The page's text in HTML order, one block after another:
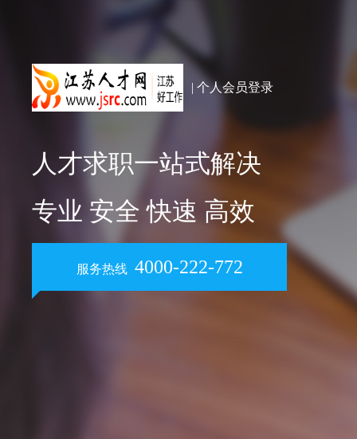
| 个人会员登录
人才求职一站式解决
专业 安全 快速 高效
服务热线 4000-222-772